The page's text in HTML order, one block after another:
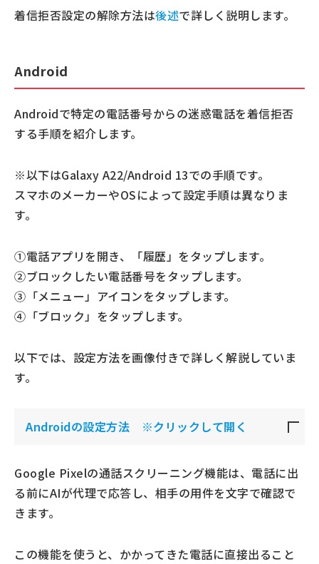
着信拒否設定の解除方法は後述で詳しく説明します。
Android
Androidで特定の電話番号からの迷惑電話を着信拒否
する手順を紹介します。
※以下はGalaxy A22/Android 13での手順です。
スマホのメーカーやOSによって設定手順は異なりま
す。
①電話アプリを開き、「履歴」をタップします。
②ブロックしたい電話番号をタップします。
③「メニュー」アイコンをタップします。
④「ブロック」をタップします。
以下では、設定方法を画像付きで詳しく解説していま
す。
Androidの設定方法 ※クリックして開く
Google Pixelの通話スクリーニング機能は、電話に出
る前にAIが代理で応答し、相手の用件を文字で確認で
きます。
この機能を使うと、かかってきた電話に直接出ること